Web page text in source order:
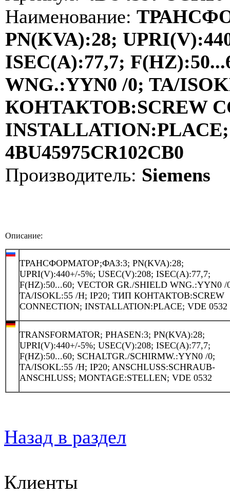
Наименование:
PN(KVA):28;
ISEC(A):77,7;
WNG.:YYN0 /0; TA/
КОНТАКТОВ:SCREW
INSTALLATION:PLACE;
4BU45975CR102CB0
Производитель: Siemens
Описание:
ТРАНСФОРМАТОР;ФАЗ:3; PN(KVA):28;
UPRI(V):440+/-5%; USEC(V):208; ISEC(A):77,7;
F(HZ):50...60; VECTOR GR./SHIELD WNG.:YYN0 /
TA/ISOKL:55 /H; IP20; ТИП КОНТАКТОВ:SCREW
CONNECTION; INSTALLATION:PLACE; VDE 0532
TRANSFORMATOR; PHASEN:3; PN(KVA):28;
UPRI(V):440+/-5%; USEC(V):208; ISEC(A):77,7;
F(HZ):50...60; SCHALTGR./SCHIRMW.:YYN0 /0;
TA/ISOKL:55 /H; IP20; ANSCHLUSS:SCHRAUB-
ANSCHLUSS; MONTAGE:STELLEN; VDE 0532
Назад в раздел
Клиенты